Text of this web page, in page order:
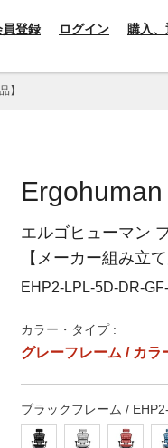
員登録 ログイン 購入
】
エルゴヒューマン
【メーカー組み立て
EHP2-LPL-5D-DR-
カラー・タイプ :
グレーフレーム / カ
ブラックフレーム /